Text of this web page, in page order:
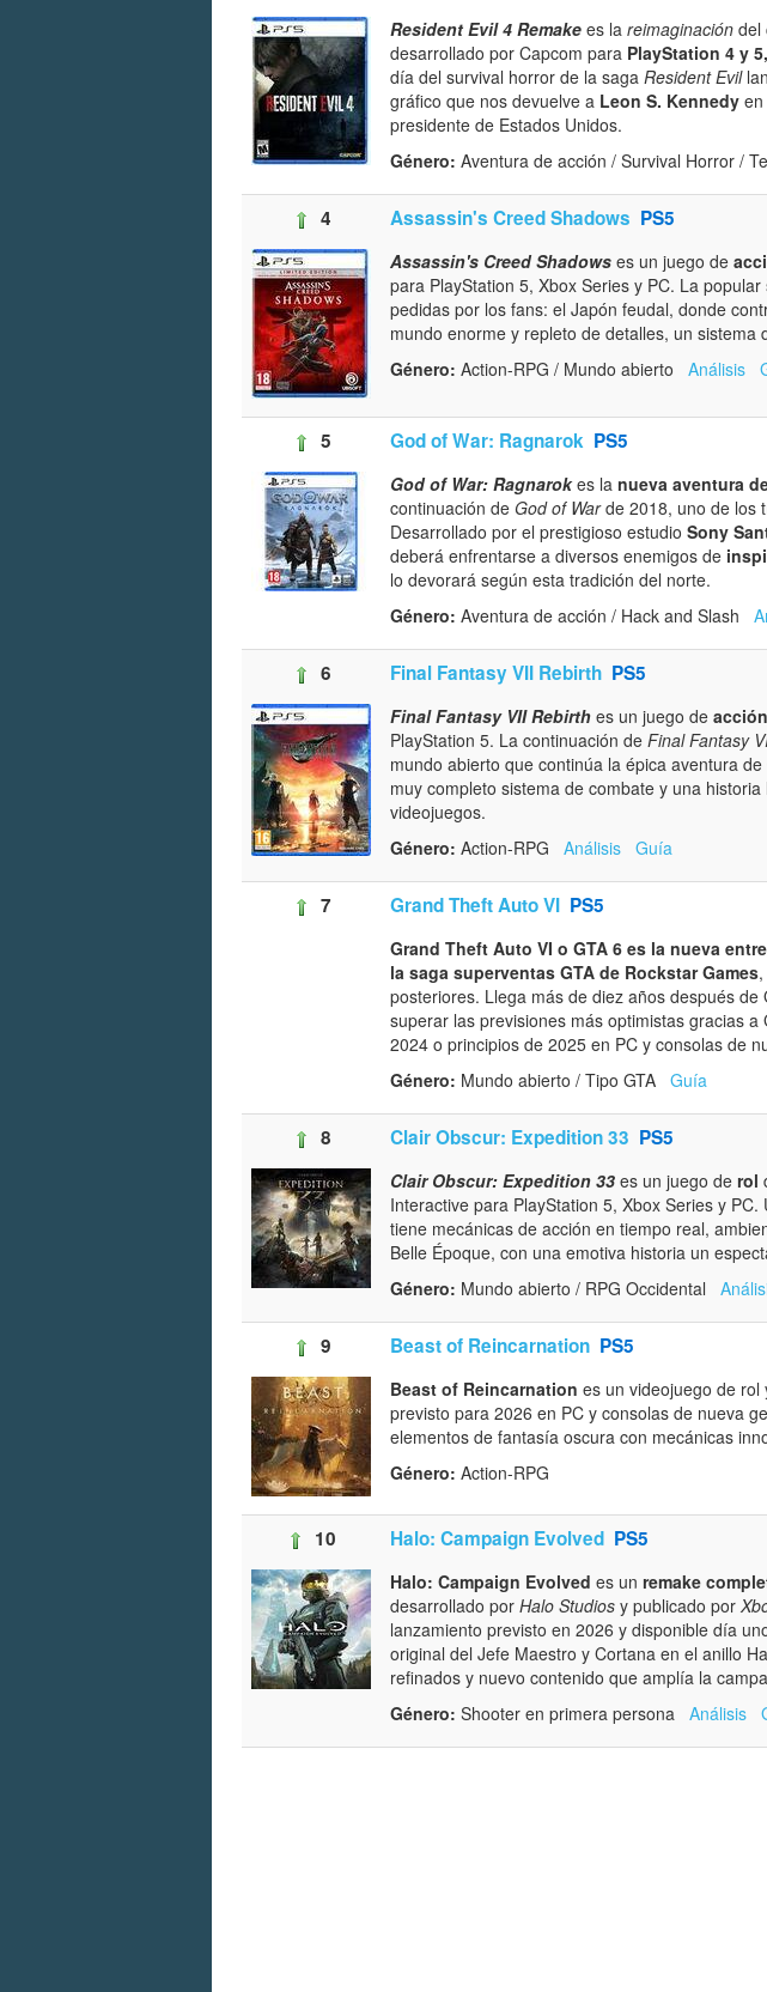
Resident Evil 4 Remake es la reimaginación del
desarrollado por Capcom para PlayStation 4 y
día del survival horror de la saga Resident Evil
gráfico que nos devuelve a Leon S. Kennedy
presidente de Estados Unidos.
Género: Aventura de acción / Survival Horror /
4 Assassin's Creed Shadows PS5
Assassin's Creed Shadows es un juego de
para PlayStation 5, Xbox Series y PC. La
pedidas por los fans: el Japón feudal, donde
mundo enorme y repleto de detalles, un
Género: Action-RPG / Mundo abierto Análisis
5 God of War: Ragnarok PS5
God of War: Ragnarokes la nueva aventura
continuación de God of Warde 2018, uno de los
Desarrollado por el prestigioso estudio Sony
deberá enfrentarse a diversos enemigos de
lo devorará según esta tradición del norte.
Género: Aventura de acción / Hack and Slash
6 Final Fantasy VII Rebirth PS5
Final Fantasy VII Rebirth es un juego de
PlayStation 5. La continuación de Final Fantasy
mundo abierto que continúa la épica aventura
muy completo sistema de combate y una
videojuegos.
Género: Action-RPG Análisis Guía
7 Grand Theft Auto VI PS5
Grand Theft Auto VI o GTA 6 es la nueva
la saga superventas GTA de Rockstar Games
posteriores. Llega más de diez años después
superar las previsiones más optimistas gracias
2024 o principios de 2025 en PC y consolas de
Género: Mundo abierto / Tipo GTA Guía
8 Clair Obscur: Expedition 33 PS5
Clair Obscur: Expedition 33 es un juego de rol
Interactive para PlayStation 5, Xbox Series y
tiene mecánicas de acción en tiempo real,
Belle Époque, con una emotiva historia un
Género: Mundo abierto / RPG Occidental
9 Beast of Reincarnation PS5
Beast of Reincarnation es un videojuego de rol
previsto para 2026 en PC y consolas de nueva
elementos de fantasía oscura con mecánicas
Género: Action-RPG
10 Halo: Campaign Evolved PS5
Halo: Campaign Evolved es un remake
desarrollado por Halo Studios y publicado por
lanzamiento previsto en 2026 y disponible día
original del Jefe Maestro y Cortana en el anillo
refinados y nuevo contenido que amplía la
Género: Shooter en primera persona Análisis